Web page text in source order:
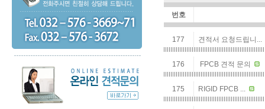
번호
177 견적서 요청드립니...
176 FPCB 견적 문의
175 RIGID FPCB ...